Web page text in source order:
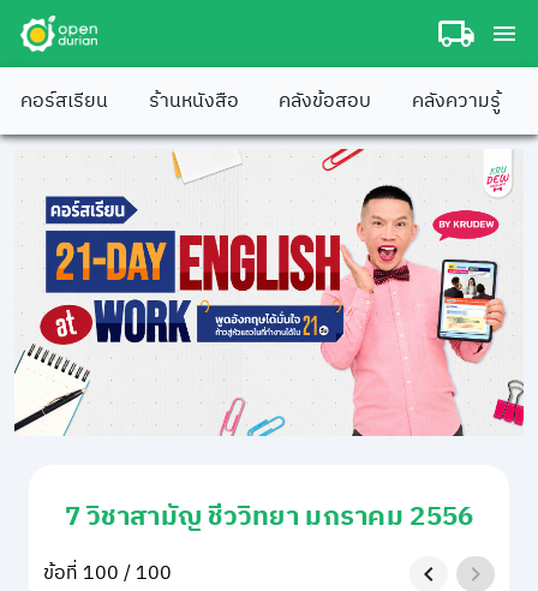
คอร์สเรียน ร้านหนังสือ คลังข้อสอบ คลังความรู้
7 วิชาสามัญ ชีววิทยา มกราคม 2556
ข้อที่ 100 / 100